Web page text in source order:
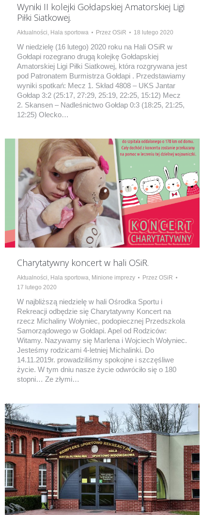
Wyniki II kolejki Gołdapskiej Amatorskiej Ligi
Piłki Siatkowej.
Aktualności Hala sportowa Przez OSiR 18 lutego 2020
W niedzielę (16 lutego) 2020 roku na Hali OSiR w
Gołdapi rozegrano drugą kolejkę Gołdapskiej
Amatorskiej Ligi Piłki Siatkowej, która rozgrywana jest
pod Patronatem Burmistrza Gołdapi . Przedstawiamy
wyniki spotkań: Mecz 1. Skład 4808 – UKS Jantar
Gołdap 3:2 (25:17, 27:29, 25:19, 22:25, 15:12) Mecz
2. Skansen – Nadleśnictwo Gołdap 0:3 (18:25, 21:25,
12:25) Olecko…
Charytatywny koncert w hali OSiR.
Aktualności Hala sportowa Minione imprezy Przez OSiR
17 lutego 2020
W najbliższą niedzielę w hali Ośrodka Sportu i
Rekreacji odbędzie się Charytatywny Koncert na
rzecz Michaliny Wołyniec, podopiecznej Przedszkola
Samorządowego w Gołdapi. Apel od Rodziców:
Witamy. Nazywamy się Marlena i Wojciech Wołyniec.
Jesteśmy rodzicami 4-letniej Michalinki. Do
14.11.2019r. prowadziliśmy spokojne i szczęśliwe
życie. W tym dniu nasze życie odwróciło się o 180
stopni… Ze złymi…